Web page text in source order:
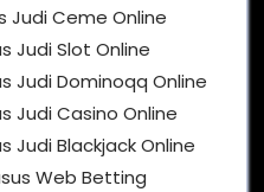
Judi Ceme Online
Judi Slot Online
Judi Dominoqq Online
Judi Casino Online
Judi Blackjack Online
Web Betting